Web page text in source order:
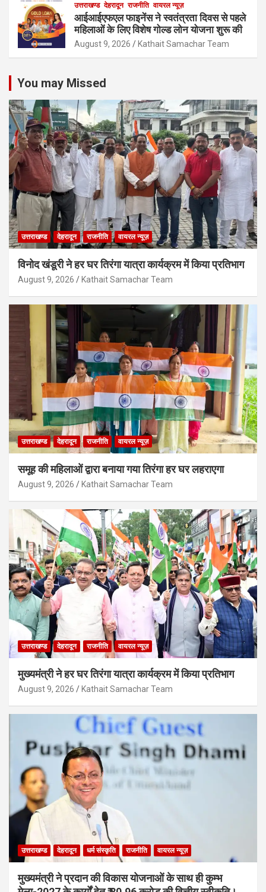
उत्तराखण्ड देहरादून राजनीति वायरल न्यूज़
आईआईएफएल फाइनेंस ने स्वतंत्रता दिवस से पहले
महिलाओं के लिए विशेष गोल्ड लोन योजना शुरू की
August 9, 2026 Kathait Samachar Team
You may Missed
उत्तराखण्ड देहरादून राजनीति वायरल न्यूज़
विनोद खंडूरी ने हर घर तिरंगा यात्रा कार्यक्रम में किया प्रतिभाग
August 9, 2026 Kathait Samachar Team
उत्तराखण्ड देहरादून राजनीति वायरल न्यूज़
समूह की महिलाओं द्वारा बनाया गया तिरंगा हर घर लहराएगा
August 9, 2026 Kathait Samachar Team
उत्तराखण्ड देहरादून राजनीति वायरल न्यूज़
मुख्यमंत्री ने हर घर तिरंगा यात्रा कार्यक्रम में किया प्रतिभाग
August 9, 2026 Kathait Samachar Team
उत्तराखण्ड देहरादून धर्म संस्कृति राजनीति वायरल न्यूज़
मुख्यमंत्री ने प्रदान की विकास योजनाओं के साथ ही कुम्भ